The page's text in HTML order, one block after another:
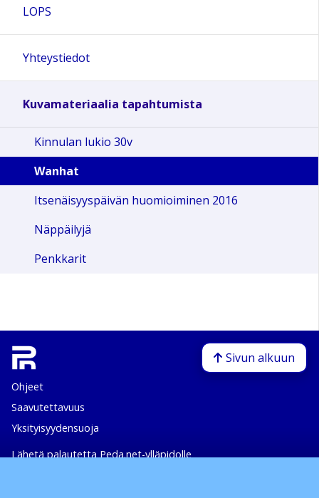
LOPS
Yhteystiedot
Kuvamateriaalia tapahtumista
Kinnulan lukio 30v
Wanhat
Itsenäisyyspäivän huomioiminen 2016
Näppäilyjä
Penkkarit
Ohjeet
Saavutettavuus
Yksityisyydensuoja
Lähetä palautetta Peda.net-ylläpidolle
Sivun alkuun